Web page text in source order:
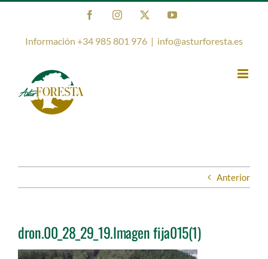
FacebookInstagram YouTube
Información +34 985 801 976 | info@asturforesta.es
Anterior
dron.00_28_29_19.Imagen fija015(1)